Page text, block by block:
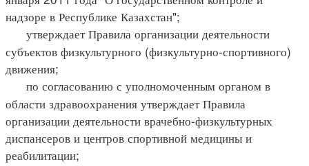
надзоре в Республике Казахстан";
утверждает Правила организации деятельности
субъектов физкультурного (физкультурно-спортивного)
движения;
по согласованию с уполномоченным органом в
области здравоохранения утверждает Правила
организации деятельности врачебно-физкультурных
диспансеров и центров спортивной медицины и
реабилитации;